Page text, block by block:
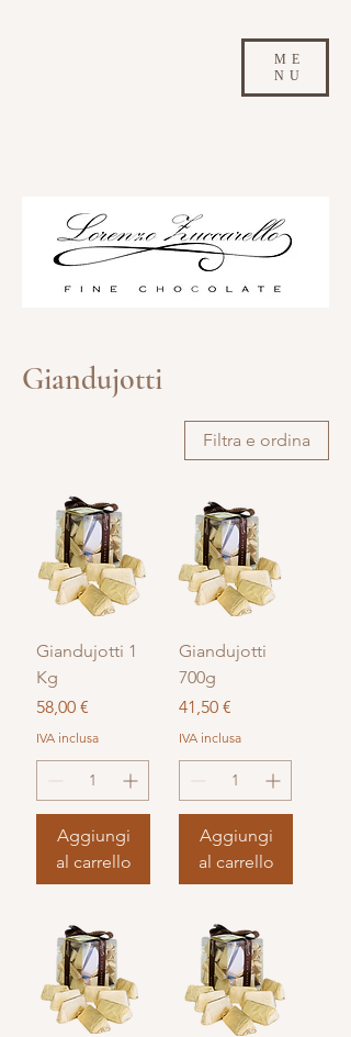
ME
NU
Giandujotti
Filtra e ordina
Giandujotti 1
Kg
Prezzo
58,00 €
IVA inclusa
Aggiungi
al carrello
Giandujotti
700g
Prezzo
41,50 €
IVA inclusa
Aggiungi
al carrello